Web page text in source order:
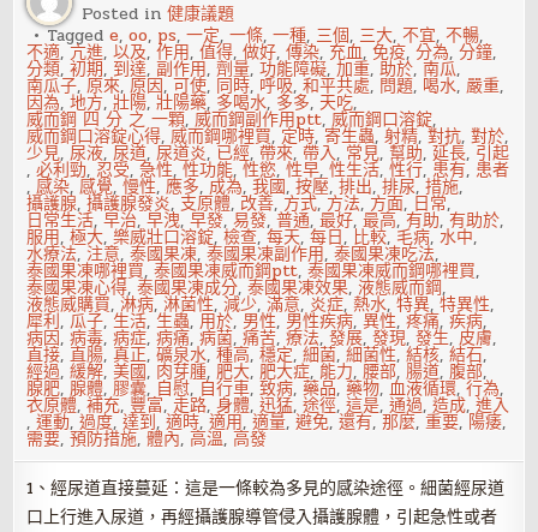
運
勢
解
析
Posted in健康議題
Taggede,oo, ps,一定,一條,一種, 三個, 三大,不宜,不暢,
不適,亢進,以及,作用,值得,做好,傳染, 充血,免疫,分為,分鐘,
分類,初期, 到達,副作用,劑量,功能障礙,加重,助於,南瓜,
南瓜子,原來,原因,可使, 同時, 呼吸,和平共處, 問題, 喝水,嚴重,
因為,地方,壯陽,壯陽藥, 多喝水, 多多, 天吃,
威而鋼 四 分 之 一顆,威而鋼副作用ptt,威而鋼口溶錠,
威而鋼口溶錠心得,威而鋼哪裡買, 定時,寄生蟲,射精,對抗,對於,
少見,尿液,尿道,尿道炎, 已經,帶來,帶入, 常見,幫助,延長, 引起
,必利勁, 忍受,急性,性功能,性慾,性早,性生活,性行, 患有, 患者
,感染,感覺,慢性,應多, 成為,我國,按壓,排出,排尿,措施,
攝護腺,攝護腺發炎,支原體, 改善, 方式, 方法, 方面, 日常,
日常生活,早治,早洩,早發,易發,普通,最好,最高,有助,有助於,
服用,極大,樂威壯口溶錠,檢查,每天,每日, 比較, 毛病,水中,
水療法, 注意,泰國果凍,泰國果凍副作用,泰國果凍吃法,
泰國果凍哪裡買,泰國果凍威而鋼ptt,泰國果凍威而鋼哪裡買,
泰國果凍心得,泰國果凍成分,泰國果凍效果,液態威而鋼,
液態威購買,淋病,淋菌性,減少,滿意, 炎症,熱水,特異,特異性,
犀利,瓜子,生活,生蟲, 用於, 男性, 男性疾病,異性,疼痛,疾病,
病因,病毒,病症,病痛,病菌,痛苦,療法,發展,發現,發生,皮膚,
直接,直腸,真正,礦泉水,種高,穩定,細菌,細菌性,結核,結石,
經過,緩解,美國, 肉芽腫,肥大,肥大症, 能力,腰部,腸道,腹部,
腺肥,腺體,膠囊, 自慰, 自行車,致病,藥品,藥物,血液循環,行為,
衣原體,補充, 豐富,走路,身體,迅猛,途徑,這是,通過,造成,進入
,運動,過度,達到,適時,適用,適量,避免,還有,那麼,重要, 陽痿,
需要,預防措施,體內,高溫,高發
1、經尿道直接蔓延：這是一條較為多見的感染途徑。細菌經尿道
口上行進入尿道，再經攝護腺導管侵入攝護腺體，引起急性或者